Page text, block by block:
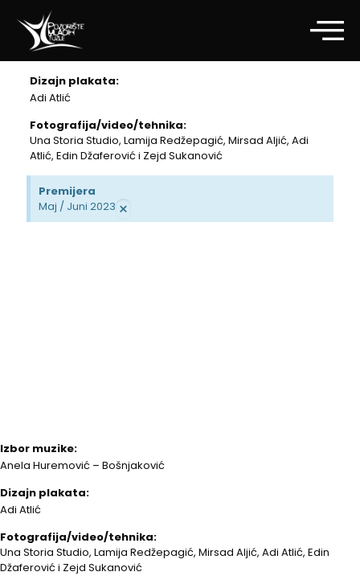
Dizajn plakata:
Adi Atlić
Fotografija/video/tehnika:
Una Storia Studio, Lamija Redžepagić, Mirsad Aljić, Adi
Atlić, Edin Džaferović i Zejd Sukanović
Premijera
Maj / Juni 2023 ×
Izbor muzike:
Anela Huremović – Bošnjaković
Dizajn plakata:
Adi Atlić
Fotografija/video/tehnika:
Una Storia Studio, Lamija Redžepagić, Mirsad Aljić, Adi Atlić, Edin
Džaferović i Zejd Sukanović